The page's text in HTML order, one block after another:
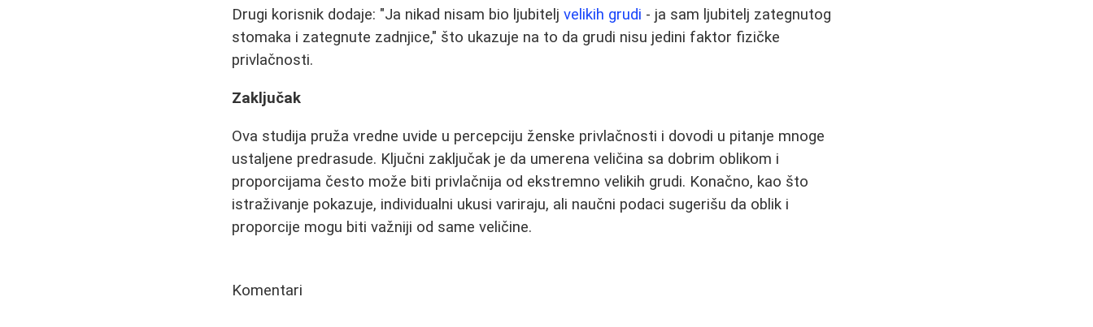
Drugi korisnik dodaje: "Ja nikad nisam bio ljubiteljvelikih grudi - ja sam ljubitelj zategnutog
stomaka i zategnute zadnjice," što ukazuje na to da grudi nisu jedini faktor fizičke
privlačnosti.
Zaključak
Ova studija pruža vredne uvide u percepciju ženske privlačnosti i dovodi u pitanje mnoge
ustaljene predrasude. Ključni zaključak je da umerena veličina sa dobrim oblikom i
proporcijama često može biti privlačnija od ekstremno velikih grudi. Konačno, kao što
istraživanje pokazuje, individualni ukusi variraju, ali naučni podaci sugerišu da oblik i
proporcije mogu biti važniji od same veličine.
Komentari